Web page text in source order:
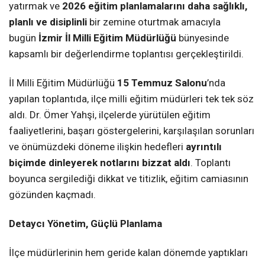
yatırmak ve 2026 eğitim planlamalarını daha sağlıklı,
planlı ve disiplinli bir zemine oturtmak amacıyla
bugün İzmir İl Milli Eğitim Müdürlüğü bünyesinde
kapsamlı bir değerlendirme toplantısı gerçekleştirildi.
İl Milli Eğitim Müdürlüğü 15 Temmuz Salonu’nda
yapılan toplantıda, ilçe milli eğitim müdürleri tek tek söz
aldı. Dr. Ömer Yahşi, ilçelerde yürütülen eğitim
faaliyetlerini, başarı göstergelerini, karşılaşılan sorunları
ve önümüzdeki döneme ilişkin hedefleri ayrıntılı
biçimde dinleyerek notlarını bizzat aldı. Toplantı
boyunca sergilediği dikkat ve titizlik, eğitim camiasının
gözünden kaçmadı.
Detaycı Yönetim, Güçlü Planlama
İlçe müdürlerinin hem geride kalan dönemde yaptıkları